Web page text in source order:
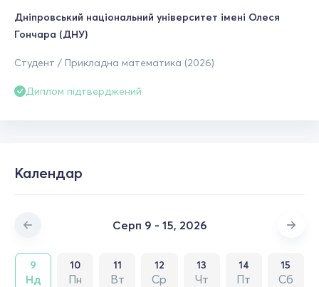
Дніпровський національний університет імені Олеся
Гончара (ДНУ)
Студент / Прикладна математика (2026)
Диплом підтверджений
Календар
Серп 9 - 15, 2026
9
Нд
10
Пн
11
Вт
12
Ср
13
Чт
14
Пт
15
Сб